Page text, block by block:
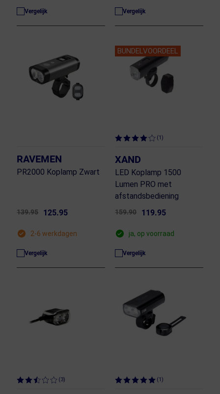
Vergelijk Vergelijk
RAVEMEN
PR2000 Koplamp Zwart
139.95 125.95
2-6 werkdagen
Vergelijk
BUNDELVOORDEEL
(1)
XAND
LED Koplamp 1500
Lumen PRO met
afstandsbediening
159.90 119.95
ja, op voorraad
Vergelijk
(3) (1)